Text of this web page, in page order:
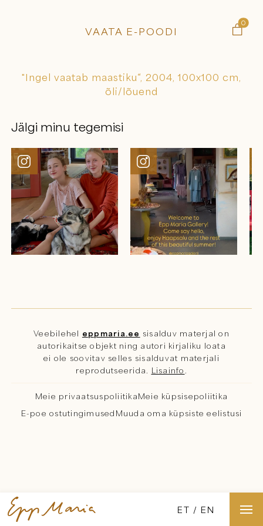
ET EN
VAATA E-POODI
0

"Ingel vaatab maastiku“, 2004, 100x100 cm,
õli/lõuend
Jälgi minu tegemisi
 
Veebilehel eppmaria.ee sisalduv materjal on
autorikaitse objekt ning autori kirjaliku loata
ei ole soovitav selles sisalduvat materjali
reprodutseerida. Lisainfo
Meie privaatsuspoliitikaMeie küpsisepoliitika
E-poe ostutingimused Muuda oma küpsiste eelistusi